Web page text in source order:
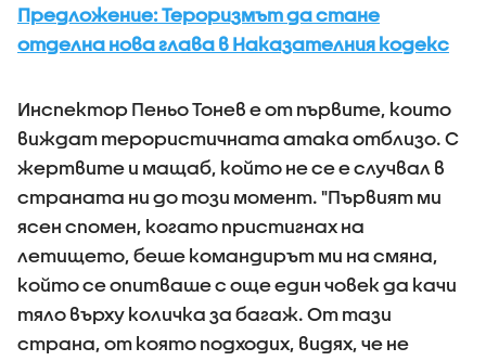
Предложение: Тероризмът да стане
отделна нова глава в Наказателния кодекс
Инспектор Пеньо Тонев е от първите, които
виждат терористичната атака отблизо. С
жертвите и мащаб, който не се е случвал в
страната ни до този момент. "Първият ми
ясен спомен, когато пристигнах на
летището, беше командирът ми на смяна,
който се опитваше с още един човек да качи
тяло върху количка за багаж. От тази
страна, от която подходих, видях, че не